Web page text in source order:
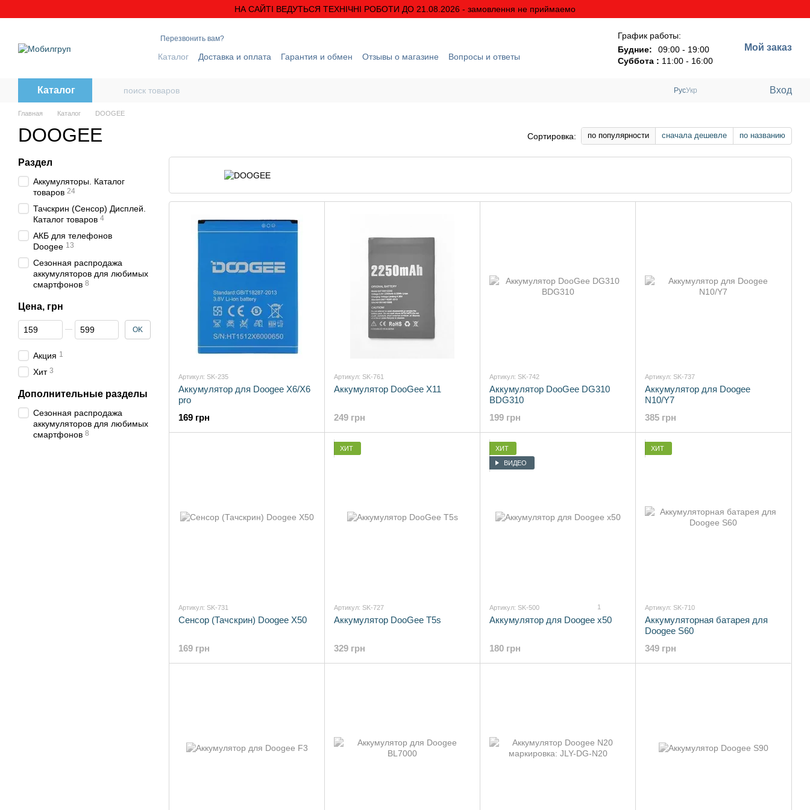
НА САЙТІ ВЕДУТЬСЯ ТЕХНІЧНІ РОБОТИ ДО 21.08.2026 - замовлення не приймаемо
Перезвонить вам?
Каталог Доставка и оплата Гарантия и обмен Отзывы о магазине
Вопросы и ответы
График работы:
Будние:
09:00 - 19:00
Суббота : 11:00 - 16:00
Мой заказ
Каталог РусУкр Вход
Главная Каталог DOOGEE
DOOGEE Сортировка: по популярности сначала дешевле по названию
Артикул: SK-235
Аккумулятор для Doogee X6/X6
pro
169 грн
Артикул: SK-761
Аккумулятор DooGee X11
249 грн
Артикул: SK-742
Аккумулятор DooGee DG310
BDG310
199 грн
Артикул: SK-737
Аккумулятор для Doogee
N10/Y7
385 грн
Артикул: SK-731
Сенсор (Тачскрин) Doogee X50
169 грн
ХИТ
Артикул: SK-727
Аккумулятор DooGee T5s
329 грн
ХИТ
ВИДЕО
Артикул: SK-500 1
Аккумулятор для Doogee x50
180 грн
ХИТ
Артикул: SK-710
Аккумуляторная батарея для
Doogee S60
349 грн
Раздел
Аккумуляторы. Каталог
товаров 24
Тачскрин (Сенсор) Дисплей.
Каталог товаров 4
АКБ для телефонов
Doogee 13
Сезонная распродажа
аккумуляторов для любимых
смартфонов 8
Цена, грн
От Цена, грн
До Цена, грн OK
Акция 1
Хит 3
Дополнительные разделы
Сезонная распродажа
аккумуляторов для любимых
смартфонов 8